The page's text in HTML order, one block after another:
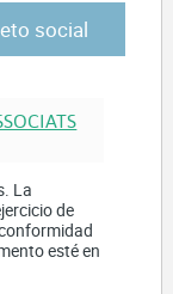
social
La
de
esté en